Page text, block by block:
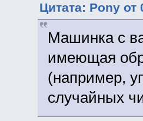
Цитата: Pony от
Машинка с
имеющая
(например,
случайных